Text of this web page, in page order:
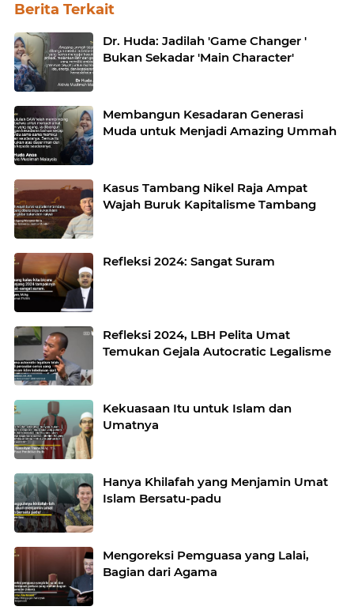
Berita Terkait
Dr. Huda: Jadilah 'Game Changer '
Bukan Sekadar 'Main Character'
Membangun Kesadaran Generasi
Muda untuk Menjadi Amazing Ummah
Kasus Tambang Nikel Raja Ampat
Wajah Buruk Kapitalisme Tambang
Refleksi 2024: Sangat Suram
Refleksi 2024, LBH Pelita Umat
Temukan Gejala Autocratic Legalisme
Kekuasaan Itu untuk Islam dan
Umatnya
Hanya Khilafah yang Menjamin Umat
Islam Bersatu-padu
Mengoreksi Pemguasa yang Lalai,
Bagian dari Agama